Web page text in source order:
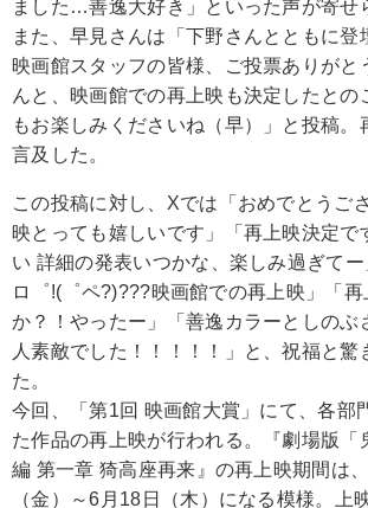
ました…善逸大好き」といった声が寄せ
また、早見さんは「下野さんとともに登
映画館スタッフの皆様、ご投票ありがと
んと、映画館での再上映も決定したとの
もお楽しみくださいね（早）」と投稿。
言及した。
この投稿に対し、Xでは「おめでとうご
映とっても嬉しいです」「再上映決定で
い 詳細の発表いつかな、楽しみ過ぎて
ロ゜!(゜ペ?)???映画館での再上映」「
か？！やったー」「善逸カラーとしのぶ
人素敵でした！！！！！」と、祝福と驚
た。
今回、「第1回 映画館大賞」にて、各部
た作品の再上映が行われる。『劇場版「
編 第一章 猗高座再来』の再上映期間は
（金）～6月18日（木）になる模様。上